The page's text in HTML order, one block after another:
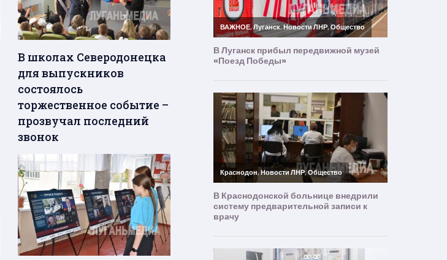
В школах Северодонецка
для выпускников
состоялось
торжественное событие –
прозвучал последний
звонок